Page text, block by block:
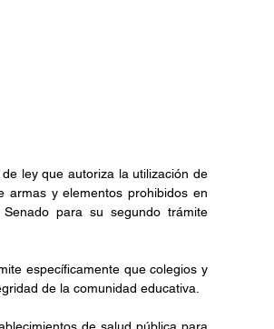
ley que autoriza la utilización de
armas y elementos prohibidos en
para su segundo trámite
específicamente que colegios y
de la comunidad educativa.